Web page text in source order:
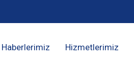
Haberlerimiz Hizmetlerimiz